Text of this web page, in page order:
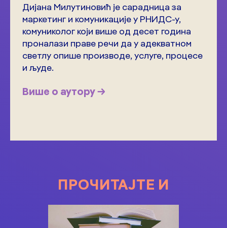
Дијана Милутиновић је сарадница за
маркетинг и комуникације у РНИДС-у,
комуниколог који више од десет година
проналази праве речи да у адекватном
светлу опише производе, услуге, процесе
и људе.
Више о аутору →
ПРОЧИТАЈТЕ И